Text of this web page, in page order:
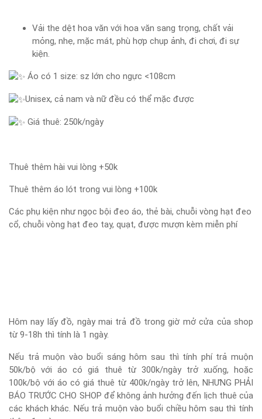
Vải the dệt hoa văn với hoa văn sang trọng, chất vải
mỏng, nhẹ, mặc mát, phù hợp chụp ảnh, đi chơi, đi sự
kiện.
Áo có 1 size: sz lớn cho ngực <108cm
Unisex, cả nam và nữ đều có thể mặc được
Giá thuê: 250k/ngày
Thuê thêm hài vui lòng +50k
Thuê thêm áo lót trong vui lòng +100k
Các phụ kiện như ngọc bội đeo áo, thẻ bài, chuỗi vòng hạt đeo
cổ, chuỗi vòng hạt đeo tay, quạt, được mượn kèm miễn phí
Hôm nay lấy đồ, ngày mai trả đồ trong giờ mở cửa của shop
từ 9-18h thì tính là 1 ngày.
Nếu trả muộn vào buổi sáng hôm sau thì tính phí trả muộn
50k/bộ với áo có giá thuê từ 300k/ngày trở xuống, hoặc
100k/bộ với áo có giá thuê từ 400k/ngày trở lên, NHƯNG PHẢI
BÁO TRƯỚC CHO SHOP để không ảnh hưởng đến lịch thuê của
các khách khác. Nếu trả muộn vào buổi chiều hôm sau thì tính